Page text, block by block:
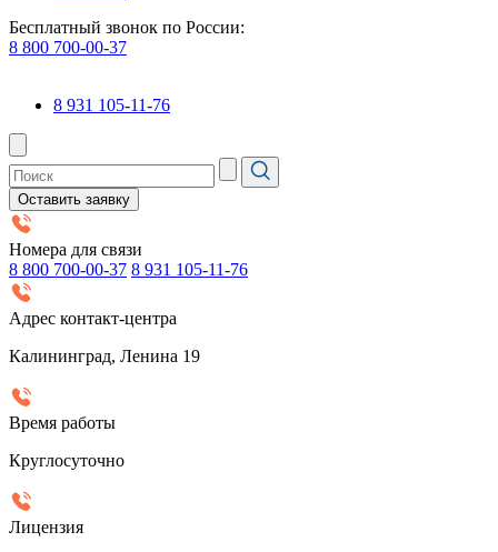
Бесплатный звонок по России:
8 800 700-00-37
8 931 105-11-76
Оставить заявку
Номера для связи
8 800 700-00-37 8 931 105-11-76
Адрес контакт-центра
Калининград, Ленина 19
Время работы
Круглосуточно
Лицензия